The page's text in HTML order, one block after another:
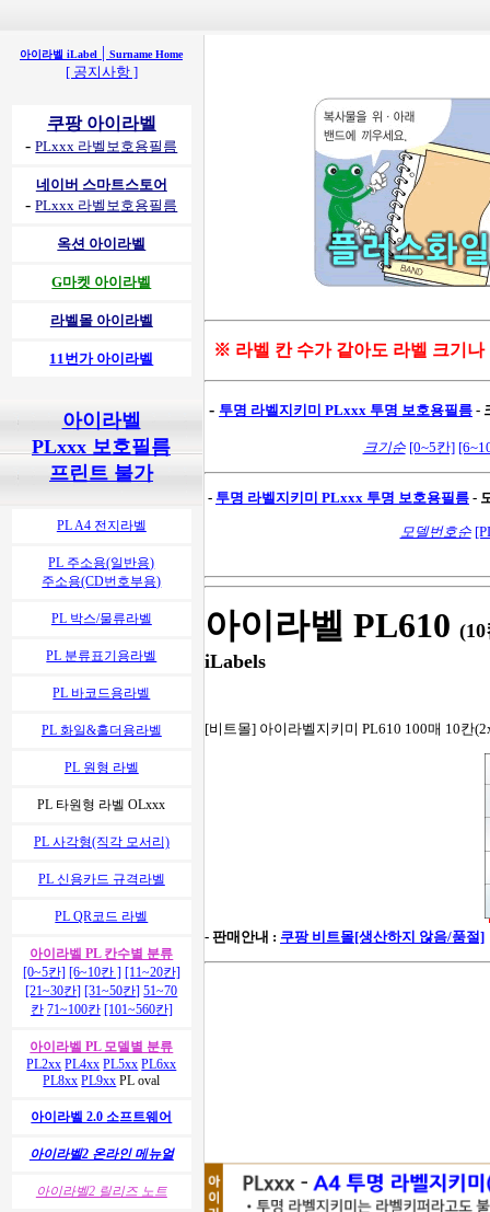
아이라벨 iLabel | Surname Home
[ 공지사항 ]
쿠팡 아이라벨
-PLxxx 라벨보호용필름
네이버 스마트스토어
-PLxxx 라벨보호용필름
옥션 아이라벨
G마켓 아이라벨
라벨몰 아이라벨
11번가 아이라벨
아이라벨
PLxxx 보호필름
프린트 불가
PL A4 전지라벨
PL 주소용(일반용)
주소용(CD번호부용)
PL 박스/물류라벨
PL 분류표기용라벨
PL 바코드용라벨
PL 화일&홀더용라벨
PL 원형 라벨
PL 타원형 라벨 OLxxx
PL 사각형(직각 모서리)
PL 신용카드 규격라벨
PL QR코드 라벨
아이라벨 PL 칸수별 분류
[0~5칸] [6~10칸 ] [11~20칸]
[21~30칸] [31~50칸] 51~70
칸 71~100칸 [101~560칸]
아이라벨 PL 모델별 분류
PL2xx PL4xx PL5xx PL6xx
PL8xx PL9xx PL oval
아이라벨 2.0 소프트웨어
아이라벨2 온라인 메뉴얼
아이라벨2 릴리즈 노트
※ 라벨 칸 수가 같아도 라벨 크기나
- 투명 라벨지키미 PLxxx 투명 보호용필름 -
크기순 [0~5칸]
- 투명 라벨지키미 PLxxx 투명 보호용필름 -
모델번호순
아이라벨 PL610
iLabels
[비트몰] 아이라벨지키미 PL610 100매 10칸
- 판매안내 : 쿠팡 비트몰[생산하지 않음/품절]